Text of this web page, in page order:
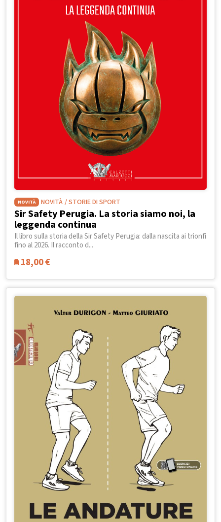
NOVITÀ NOVITÀ / STORIE DI SPORT
Sir Safety Perugia. La storia siamo noi, la
leggenda continua
Il libro sulla storia della Sir Safety Perugia: dalla nascita ai trionfi
fino al 2026. Il racconto d...
18,00€